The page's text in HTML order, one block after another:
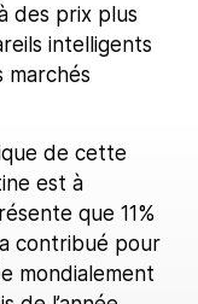
des prix plus
intelligents
de cette
est à
que 11%
contribué pour
mondialement